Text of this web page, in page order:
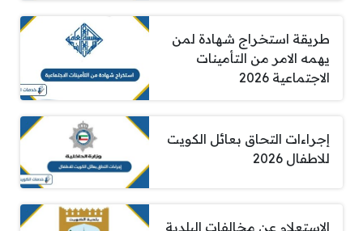
طريقة استخراج شهادة لمن
يهمه الامر من التأمينات
الاجتماعية 2026
إجراءات التحاق بعائل الكويت
للاطفال 2026
الاستعلام عن مخالفات البلدية